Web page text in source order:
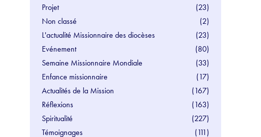
Projet
(23)
Non classé
(2)
L'actualité Missionnaire des diocèses
(23)
Evénement
(80)
Semaine Missionnaire Mondiale
(33)
Enfance missionnaire
(17)
Actualités de la Mission
(167)
Réflexions
(163)
Spiritualité
(227)
Témoignages
(111)